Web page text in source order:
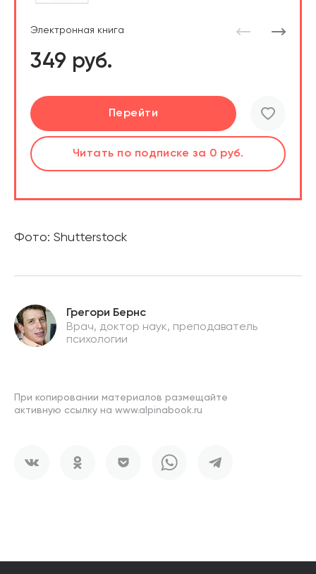
Электронная книга
349 руб.
Перейти
Читать по подписке за 0 руб.
Подробнее
Читать по подписке за 0 руб.
Фото: Shutterstock
Грегори Бернс
Врач, доктор наук, преподаватель
психологии
При копировании материалов размещайте
активную ссылку на www.alpinabook.ru